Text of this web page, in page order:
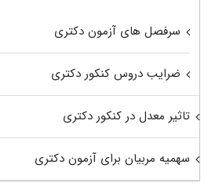
سرفصل های آزمون دکتری
ضرایب دروس کنکور دکتری
تاثیر معدل در کنکور دکتری
سهمیه مربیان برای آزمون دکتری